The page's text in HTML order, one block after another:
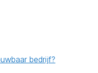
bedrijf?